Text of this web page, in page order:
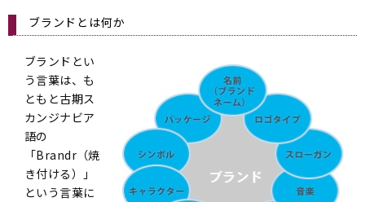
ブランドとは何か
ブランドとい
う言葉は、も
ともと古期ス
カンジナビア
語の
「Brandr（焼
き付ける）」
という言葉に